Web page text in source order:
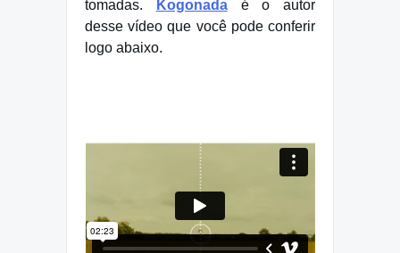
tomadas.
Kogonadaé o autor
desse vídeo que você pode conferir
logo abaixo.